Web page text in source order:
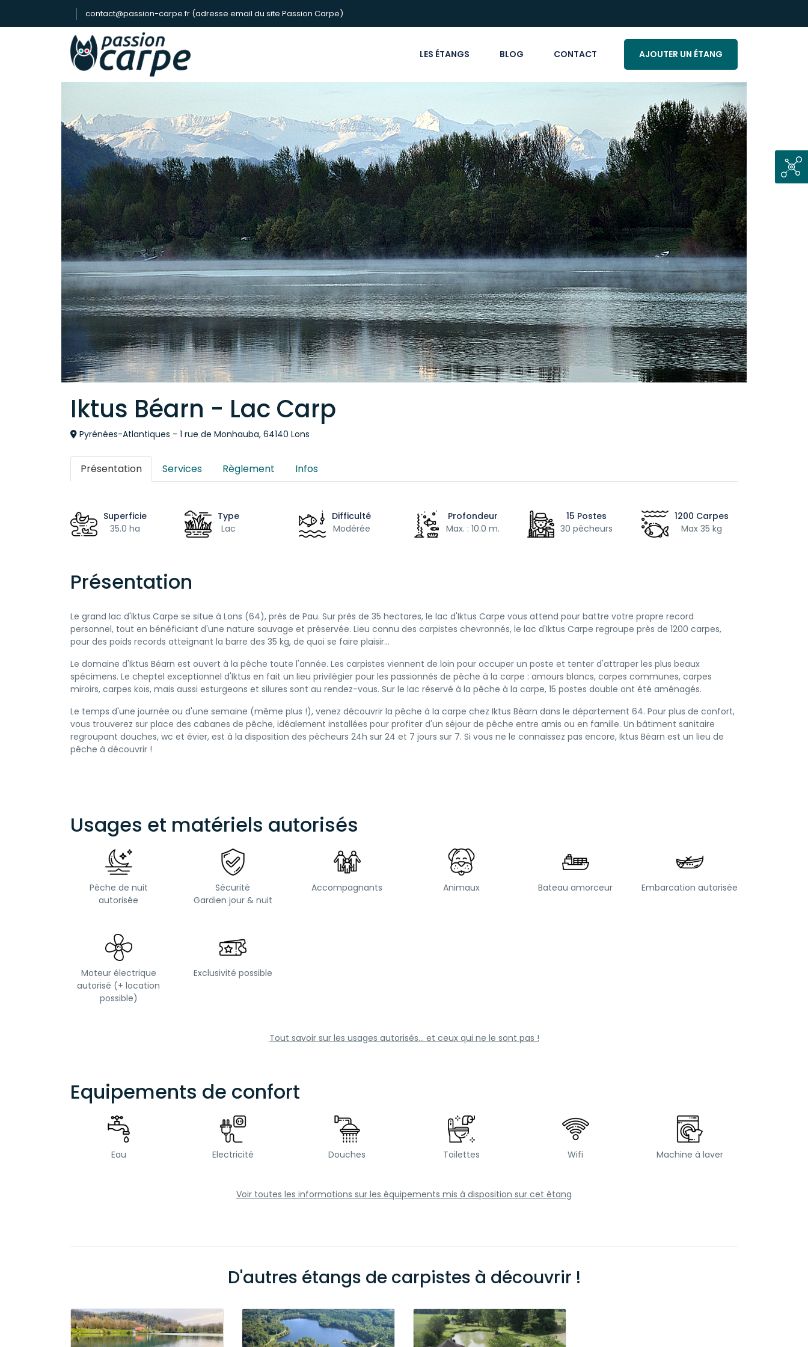
contact@passion-carpe.fr (adresse email du site Passion Carpe)
LES ÉTANGS BLOG CONTACT AJOUTER UN ÉTANG
Iktus Béarn - Lac Carp
Pyrénées-Atlantiques - 1 rue de Monhauba, 64140 Lons
Présentation Services Règlement Infos
Superficie
35.0 ha
Type
Lac
Difficulté
Modérée
Profondeur
Max. : 10.0 m.
15 Postes
30 pêcheurs
1200 Carpes
Max 35 kg
Présentation
Le grand lac d'Iktus Carpe se situe à Lons (64), près de Pau. Sur près de 35 hectares, le lac d'Iktus Carpe vous attend pour battre votre propre record
personnel, tout en bénéficiant d'une nature sauvage et préservée. Lieu connu des carpistes chevronnés, le lac d'Iktus Carpe regroupe près de 1200 carpes,
pour des poids records atteignant la barre des 35 kg, de quoi se faire plaisir...
Le domaine d'Iktus Béarn est ouvert à la pêche toute l'année. Les carpistes viennent de loin pour occuper un poste et tenter d'attraper les plus beaux
spécimens. Le cheptel exceptionnel d'Iktus en fait un lieu privilégier pour les passionnés de pêche à la carpe : amours blancs, carpes communes, carpes
miroirs, carpes koïs, mais aussi esturgeons et silures sont au rendez-vous. Sur le lac réservé à la pêche à la carpe, 15 postes double ont été aménagés.
Le temps d'une journée ou d'une semaine (même plus !), venez découvrir la pêche à la carpe chez Iktus Béarn dans le département 64. Pour plus de confort,
vous trouverez sur place des cabanes de pêche, idéalement installées pour profiter d'un séjour de pêche entre amis ou en famille. Un bâtiment sanitaire
regroupant douches, wc et évier, est à la disposition des pêcheurs 24h sur 24 et 7 jours sur 7. Si vous ne le connaissez pas encore, Iktus Béarn est un lieu de
pêche à découvrir !
Usages et matériels autorisés
Pêche de nuit
autorisée
Sécurité
Gardien jour & nuit
Accompagnants Animaux Bateau amorceur Embarcation autorisée
Moteur électrique
autorisé (+ location
possible)
Exclusivité possible
Tout savoir sur les usages autorisés... et ceux qui ne le sont pas !
Equipements de confort
Eau Electricité Douches Toilettes Wifi Machine à laver
Voir toutes les informations sur les équipements mis à disposition sur cet étang
D'autres étangs de carpistes à découvrir !